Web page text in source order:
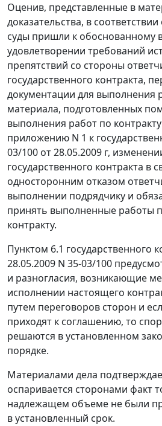
Оценив, представленные в
доказательства, в соответствии
суды пришли к обоснованному
удовлетворении требований
препятствий со стороны
государственного контракта,
документации для выполнения
материала, подготовленных
выполнения работ по
приложению N 1 к
03/100 от 28.05.2009 г,
государственного контракта в
односторонним отказом
выполнении подрядчику и
принять выполненные работы
контракту.
Пунктом 6.1 государственного
28.05.2009 N 35-03/100
и разногласия, возникающие
исполнении настоящего
путем переговоров сторон и
приходят к соглашению, то
решаются в установленном
порядке.
Материалами дела
оспаривается сторонами факт
надлежащем объеме не были
в установленный срок.